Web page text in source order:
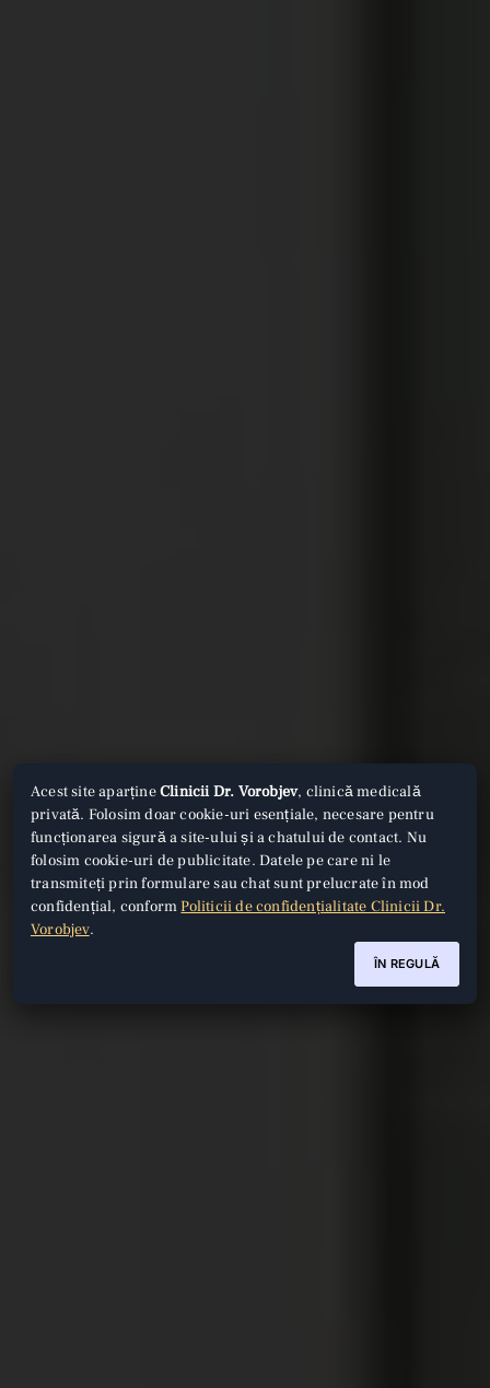
Acest site aparțineClinicii Dr. Vorobjev, clinică medicală
privată. Folosim doar cookie-uri esențiale, necesare pentru
funcționarea sigură a site-ului și a chatului de contact. Nu
folosim cookie-uri de publicitate. Datele pe care ni le
transmiteți prin formulare sau chat sunt prelucrate în mod
confidențial, conformPoliticii de confidențialitate Clinicii Dr.
Vorobjev.
ÎN REGULĂ